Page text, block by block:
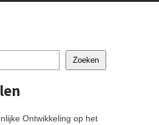
Zoeken
Ontwikkeling op het